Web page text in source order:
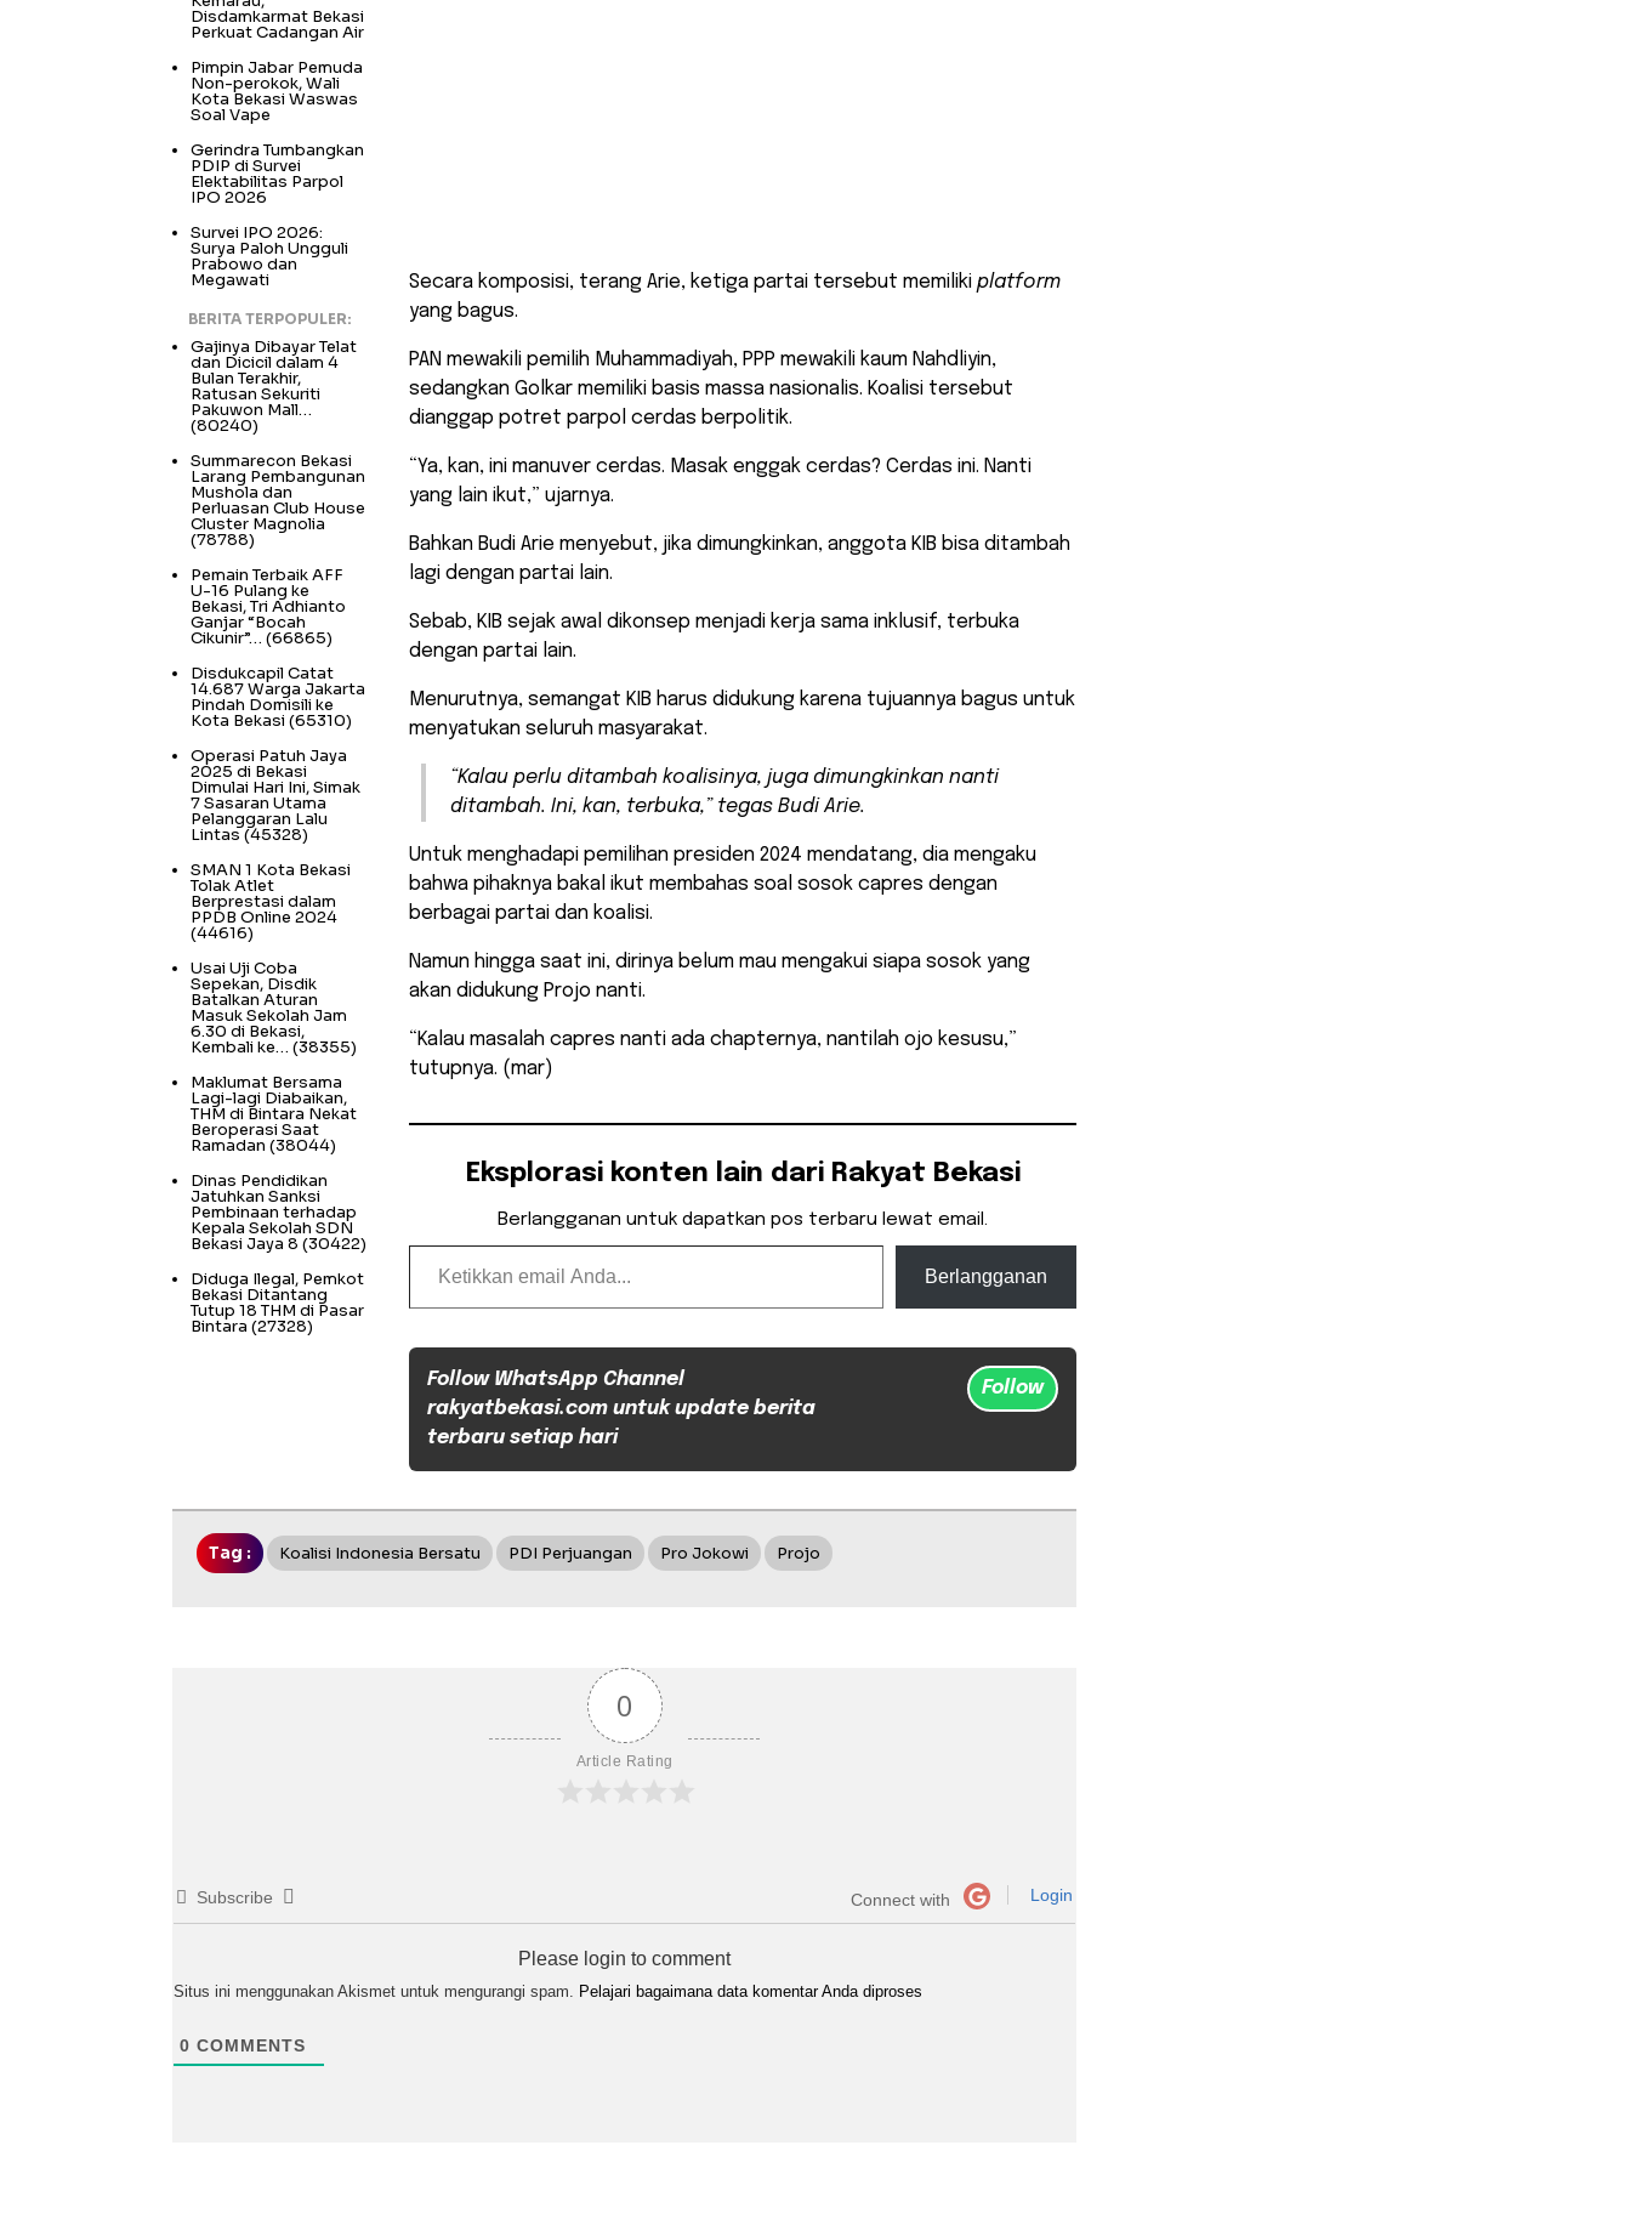
Secara komposisi, terang Arie, ketiga partai tersebut memiliki platform
yang bagus.
PAN mewakili pemilih Muhammadiyah, PPP mewakili kaum Nahdliyin,
sedangkan Golkar memiliki basis massa nasionalis. Koalisi tersebut
dianggap potret parpol cerdas berpolitik.
“Ya, kan, ini manuver cerdas. Masak enggak cerdas? Cerdas ini. Nanti
yang lain ikut,” ujarnya.
Bahkan Budi Arie menyebut, jika dimungkinkan, anggota KIB bisa ditambah
lagi dengan partai lain.
Sebab, KIB sejak awal dikonsep menjadi kerja sama inklusif, terbuka
dengan partai lain.
Menurutnya, semangat KIB harus didukung karena tujuannya bagus untuk
menyatukan seluruh masyarakat.
“Kalau perlu ditambah koalisinya, juga dimungkinkan nanti
ditambah. Ini, kan, terbuka,” tegas Budi Arie.
Untuk menghadapi pemilihan presiden 2024 mendatang, dia mengaku
bahwa pihaknya bakal ikut membahas soal sosok capres dengan
berbagai partai dan koalisi.
Namun hingga saat ini, dirinya belum mau mengakui siapa sosok yang
akan didukung Projo nanti.
“Kalau masalah capres nanti ada chapternya, nantilah ojo kesusu,”
tutupnya. (mar)
Eksplorasi konten lain dari Rakyat Bekasi
Berlangganan untuk dapatkan pos terbaru lewat email.
Ketikkan email Anda...
Berlangganan
Follow WhatsApp Channel
rakyatbekasi.com untuk update berita
terbaru setiap hari
Follow
Disdamkarmat Bekasi
Perkuat Cadangan Air
Pimpin Jabar Pemuda
Non-perokok, Wali
Kota Bekasi Waswas
Soal Vape
Gerindra Tumbangkan
PDIP di Survei
Elektabilitas Parpol
IPO 2026
Survei IPO 2026:
Surya Paloh Ungguli
Prabowo dan
Megawati
BERITA TERPOPULER:
Gajinya Dibayar Telat
dan Dicicil dalam 4
Bulan Terakhir,
Ratusan Sekuriti
Pakuwon Mall…
(80240)
Summarecon Bekasi
Larang Pembangunan
Mushola dan
Perluasan Club House
Cluster Magnolia
(78788)
Pemain Terbaik AFF
U-16 Pulang ke
Bekasi, Tri Adhianto
Ganjar “Bocah
Cikunir”… (66865)
Disdukcapil Catat
14.687 Warga Jakarta
Pindah Domisili ke
Kota Bekasi (65310)
Operasi Patuh Jaya
2025 di Bekasi
Dimulai Hari Ini, Simak
7 Sasaran Utama
Pelanggaran Lalu
Lintas(45328)
SMAN 1 Kota Bekasi
Tolak Atlet
Berprestasi dalam
PPDB Online 2024
(44616)
Usai Uji Coba
Sepekan, Disdik
Batalkan Aturan
Masuk Sekolah Jam
6.30 di Bekasi,
Kembali ke… (38355)
Maklumat Bersama
Lagi-lagi Diabaikan,
THM di Bintara Nekat
Beroperasi Saat
Ramadan (38044)
Dinas Pendidikan
Jatuhkan Sanksi
Pembinaan terhadap
Kepala Sekolah SDN
Bekasi Jaya 8 (30422)
Diduga Ilegal, Pemkot
Bekasi Ditantang
Tutup 18 THM di Pasar
Bintara (27328)
Tag : Koalisi Indonesia Bersatu PDI Perjuangan Pro Jokowi Projo
0
Article Rating
Subscribe Connect with Login
Please login to comment
Situs ini menggunakan Akismet untuk mengurangi spam. Pelajari bagaimana data komentar Anda diproses
0 COMMENTS